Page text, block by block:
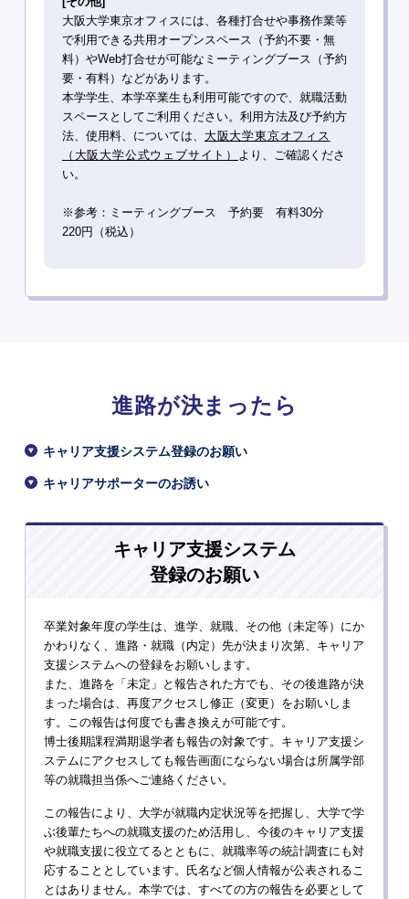
大阪大学東京オフィスには、各種打合せや事務作業等
で利用できる共用オープンスペース（予約不要・無
料）やWeb打合せが可能なミーティングブース（予約
要・有料）などがあります。
本学学生、本学卒業生も利用可能ですので、就職活動
スペースとしてご利用ください。利用方法及び予約方
法、使用料、については、 大阪大学東京オフィス
（大阪大学公式ウェブサイト） より、ご確認くださ
い。
※参考：ミーティングブース 予約要 有料30分
220円（税込）
進路が決まったら
キャリア支援システム登録のお願い
キャリアサポーターのお誘い
キャリア支援システム
登録のお願い
卒業対象年度の学生は、進学、就職、その他（未定等）にか
かわりなく、進路・就職（内定）先が決まり次第、キャリア
支援システムへの登録をお願いします。
また、進路を「未定」と報告された方でも、その後進路が決
まった場合は、再度アクセスし修正（変更）をお願いしま
す。この報告は何度でも書き換えが可能です。
博士後期課程満期退学者も報告の対象です。キャリア支援シ
ステムにアクセスしても報告画面にならない場合は所属学部
等の就職担当係へご連絡ください。
この報告により、大学が就職内定状況等を把握し、大学で学
ぶ後輩たちへの就職支援のため活用し、今後のキャリア支援
や就職支援に役立てるとともに、就職率等の統計調査にも対
応することとしています。氏名など個人情報が公表されるこ
とはありません。本学では、すべての方の報告を必要として